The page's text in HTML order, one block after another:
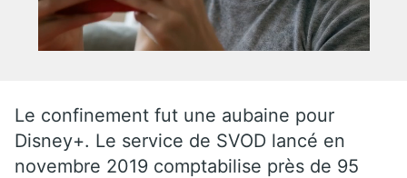
Le confinement fut une aubaine pour
Disney+. Le service de SVOD lancé en
novembre 2019 comptabilise près de 95